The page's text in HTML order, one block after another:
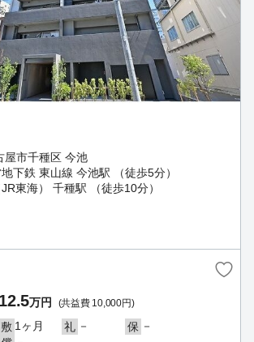
屋市千種区 今池
下鉄 東山線 今池駅 （徒歩5分）
東海） 千種駅 （徒歩10分）
12.5万円 (共益費 10,000円)
敷 1ヶ月 礼 － 保 －